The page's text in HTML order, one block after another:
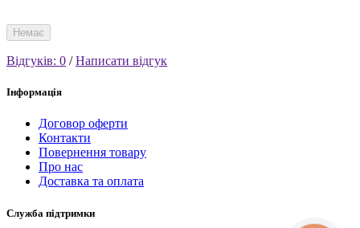
Немає
Відгуків: 0 /Написати відгук
Інформація
Договор оферти
Контакти
Повернення товару
Про нас
Доставка та оплата
Служба підтримки